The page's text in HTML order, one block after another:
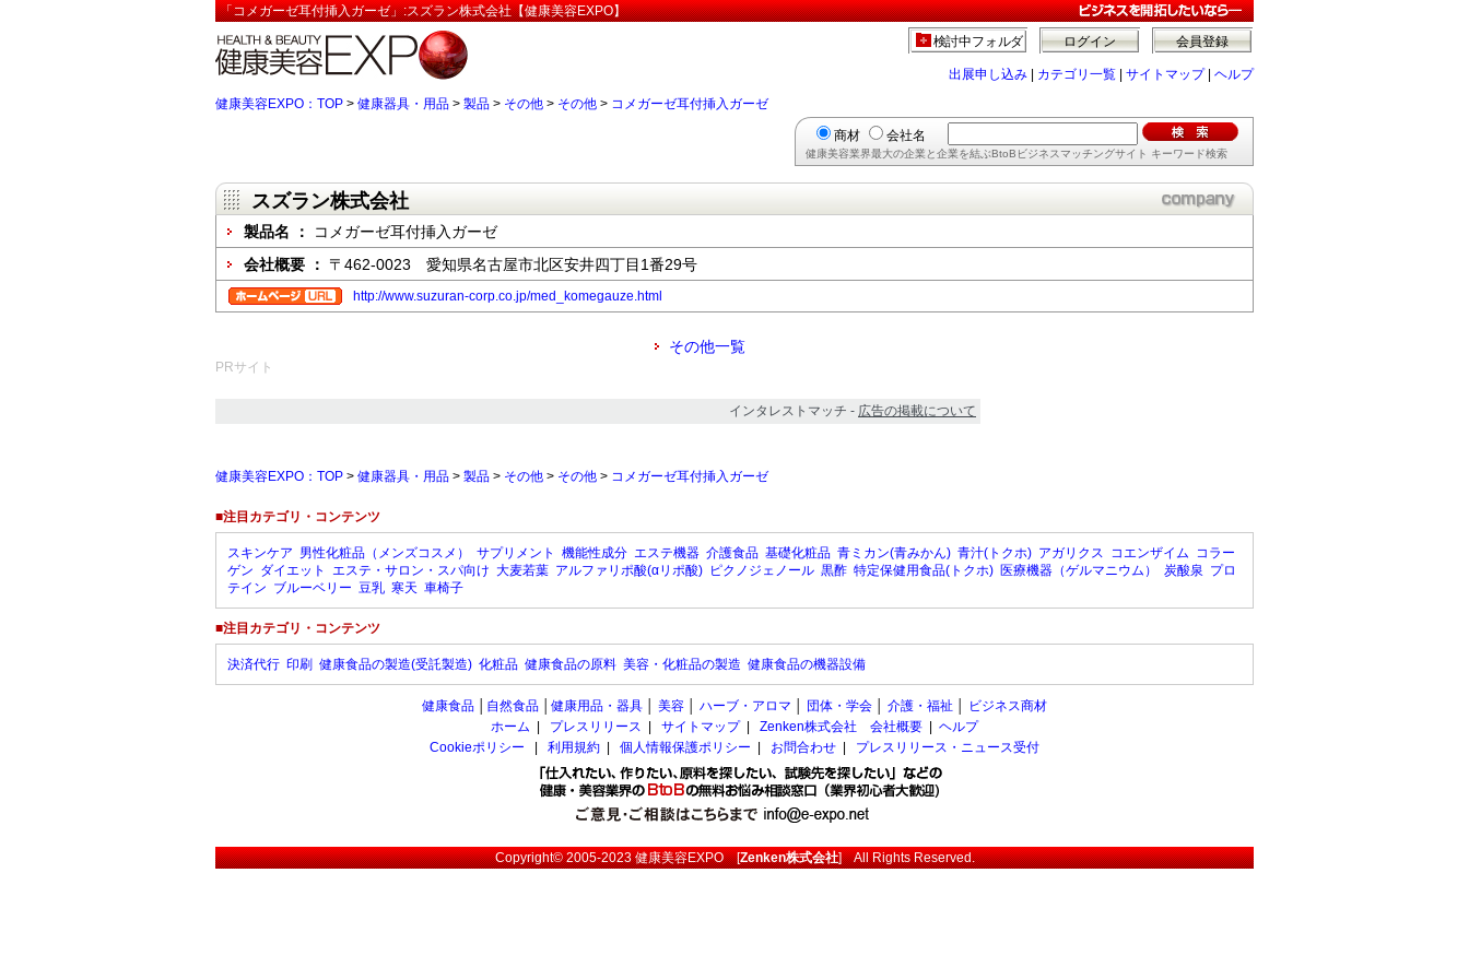
「コメガーゼ耳付挿入ガーゼ」:スズラン株式会社【健康美容EXPO】
会員登録
ログイン
検討中フォルダ
出展申し込み カテゴリ一覧 サイトマップ| ヘルプ
健康美容EXPO：TOP > 健康器具・用品 > 製品 > その他 > その他 > コメガーゼ耳付挿入ガーゼ
商材 会社名
健康美容業界最大の企業と企業を結ぶBtoBビジネスマッチングサイト キーワード検索
スズラン株式会社
製品名 ：
コメガーゼ耳付挿入ガーゼ
会社概要 ： 〒462-0023 愛知県名古屋市北区安井四丁目1番29号
http://www.suzuran-corp.co.jp/med_komegauze.html
その他一覧
PRサイト
インタレストマッチ - 広告の掲載について
健康美容EXPO：TOP > 健康器具・用品 > 製品 > その他 > その他 > コメガーゼ耳付挿入ガーゼ
■注目カテゴリ・コンテンツ
スキンケア 男性化粧品（メンズコスメ） サプリメント 機能性成分 エステ機器 介護食品 基礎化粧品 青ミカン(青みかん) 青汁(トクホ) アガリクス コエンザイム コラー
ゲン ダイエット エステ・サロン・スパ向け 大麦若葉 アルファリポ酸(αリポ酸) ピクノジェノール 黒酢 特定保健用食品(トクホ) 医療機器（ゲルマニウム） 炭酸泉 プロ
テイン ブルーベリー 豆乳 寒天 車椅子
■注目カテゴリ・コンテンツ
決済代行 印刷 健康食品の製造(受託製造) 化粧品 健康食品の原料 美容・化粧品の製造 健康食品の機器設備
健康食品 自然食品 健康用品・器具 美容 ハーブ・アロマ 団体・学会 介護・福祉
ビジネス商材
ホーム
プレスリリース サイトマップ| Zenken株式会社 会社概要
ヘルプ
Cookieポリシー
利用規約 個人情報保護ポリシー お問合わせ プレスリリース・ニュース受付
Copyright© 2005-2023健康美容EXPO[Zenken株式会社] All Rights Reserved.